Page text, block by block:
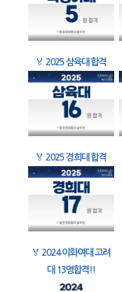
🏅 2025 삼육대 합격
🏅 2025 경희대 합격
🏅 2024 이화여대 고려
대 13명합격!!